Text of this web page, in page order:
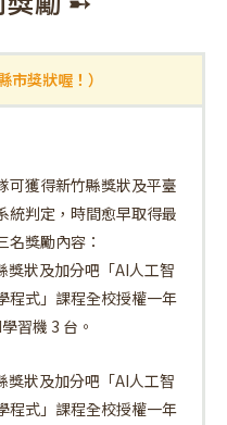
市獎狀喔！）
可獲得新竹縣獎狀及平臺
統判定，時間愈早取得最
名獎勵內容：
獎狀及加分吧「AI人工智
程式」課程全校授權一年
學習機 3 台。
獎狀及加分吧「AI人工智
程式」課程全校授權一年